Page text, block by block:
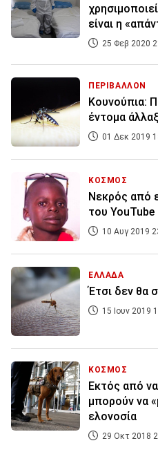
είναι η
25 Φεβ 2020
ΠΕΡΙΒΑΛΛΟΝ
Κουνούπια:
έντομα
01 Δεκ 2019
ΚΟΣΜΟΣ
Νεκρός από
του YouTube
10 Αυγ 2019
ΕΛΛΑΔΑ
Έτσι δεν θα
15 Ιουν 2019
ΚΟΣΜΟΣ
Εκτός από
μπορούν να
ελονοσία
29 Οκτ 2018